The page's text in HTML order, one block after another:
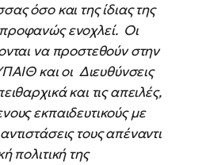
όσο και της ίδιας της
ενοχλεί. Οι
να προστεθούν στην
και οι Διευθύνσεις
και τις απειλές,
εκπαιδευτικούς με
τους απέναντι
πολιτική της